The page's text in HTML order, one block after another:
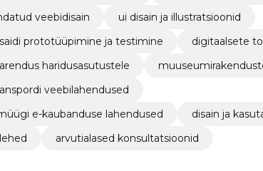
veebidisain
ui disain ja illustratsioonid
prototüüpimine ja testimine
digitaalsete
haridusasutustele
veebilahendused
e-kaubanduse lahendused
disain ja
arvutialased konsultatsioonid